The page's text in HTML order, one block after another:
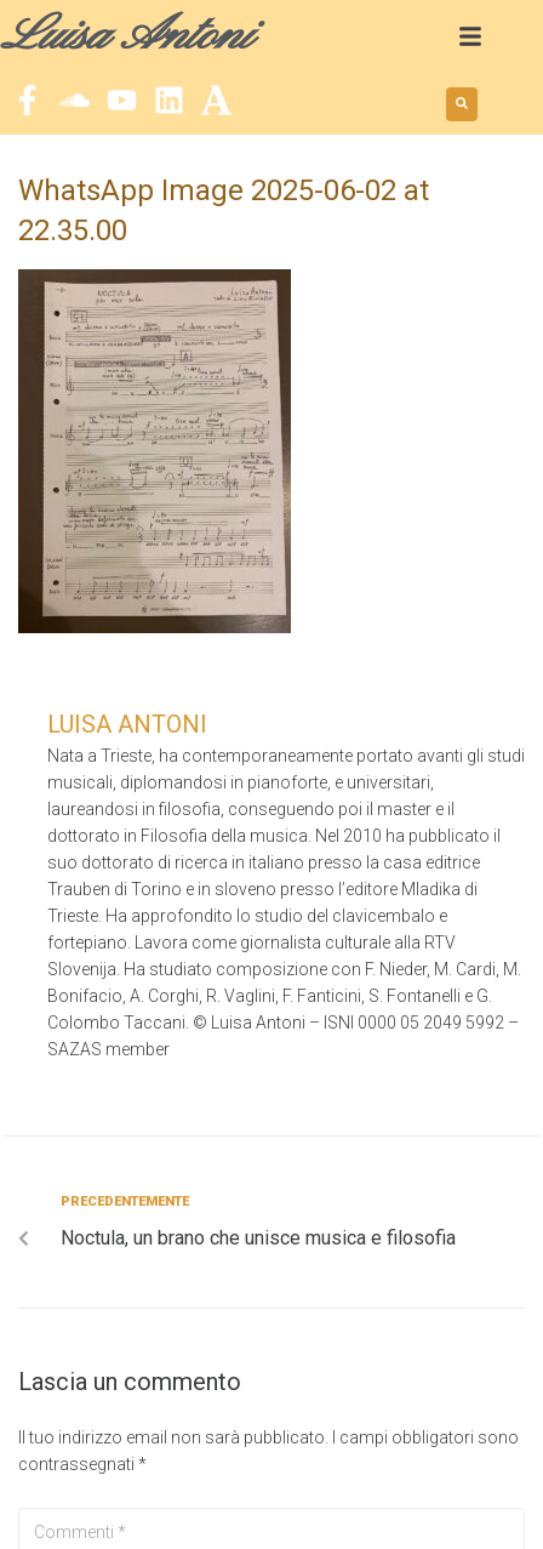
Luisa Antoni
WhatsApp Image 2025-06-02 at
22.35.00
LUISA ANTONI
Nata a Trieste, ha contemporaneamente portato avanti gli studi
musicali, diplomandosi in pianoforte, e universitari,
laureandosi in filosofia, conseguendo poi il master e il
dottorato in Filosofia della musica. Nel 2010 ha pubblicato il
suo dottorato di ricerca in italiano presso la casa editrice
Trauben di Torino e in sloveno presso l’editore Mladika di
Trieste. Ha approfondito lo studio del clavicembalo e
fortepiano. Lavora come giornalista culturale alla RTV
Slovenija. Ha studiato composizione con F. Nieder, M. Cardi, M.
Bonifacio, A. Corghi, R. Vaglini, F. Fanticini, S. Fontanelli e G.
Colombo Taccani. © Luisa Antoni – ISNI 0000 05 2049 5992 –
SAZAS member
PRECEDENTEMENTE
Noctula, un brano che unisce musica e filosofia
Lascia un commento
Il tuo indirizzo email non sarà pubblicato.
I campi obbligatori sono
contrassegnati *